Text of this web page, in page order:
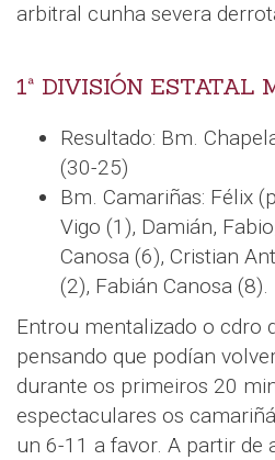
arbitral cunha severa
1ª DIVISIÓN ESTATAL
Resultado: Bm.
(30-25)
Bm. Camariñas: Félix
Vigo (1), Damián,
Canosa (6), Cristian
(2), Fabián Canosa (8).
Entrou mentalizado o cdro
pensando que podían
durante os primeiros 20
espectaculares os
un 6-11 a favor. A partir de